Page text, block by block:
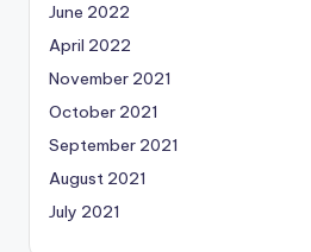
June 2022
April 2022
November 2021
October 2021
September 2021
August 2021
July 2021